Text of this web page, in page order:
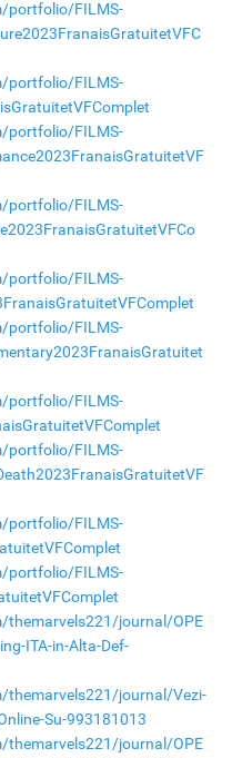
portfolio/FILMS-
portfolio/FILMS-
portfolio/FILMS-
portfolio/FILMS-
portfolio/FILMS-
portfolio/FILMS-
portfolio/FILMS-
portfolio/FILMS-
portfolio/FILMS-
portfolio/FILMS-
journal/OPE
ITA-in-Alta-Def-
journal/Vezi-
Su-993181013
journal/OPE